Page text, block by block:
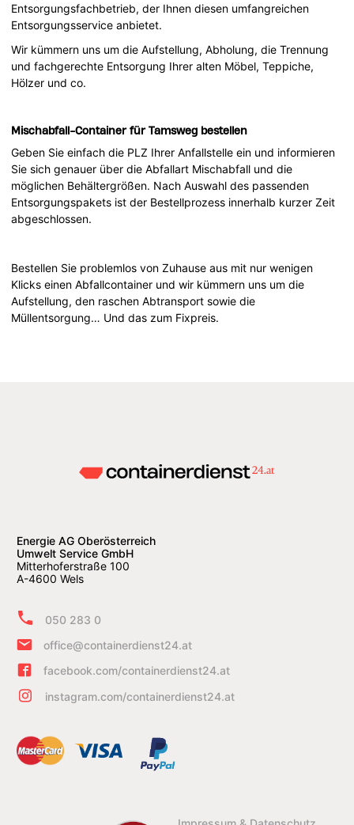
Entsorgungsfachbetrieb, der Ihnen diesen umfangreichen
Entsorgungsservice anbietet.
Wir kümmern uns um die Aufstellung, Abholung, die Trennung
und fachgerechte Entsorgung Ihrer alten Möbel, Teppiche,
Hölzer und co.
Mischabfall-Container für Tamsweg bestellen
Geben Sie einfach die PLZ Ihrer Anfallstelle ein und informieren
Sie sich genauer über die Abfallart Mischabfall und die
möglichen Behältergrößen. Nach Auswahl des passenden
Entsorgungspakets ist der Bestellprozess innerhalb kurzer Zeit
abgeschlossen.
Bestellen Sie problemlos von Zuhause aus mit nur wenigen
Klicks einen Abfallcontainer und wir kümmern uns um die
Aufstellung, den raschen Abtransport sowie die
Müllentsorgung… Und das zum Fixpreis.
Energie AG Oberösterreich
Umwelt Service GmbH
Mitterhoferstraße 100
A-4600 Wels
050 283 0
office@containerdienst24.at
facebook.com/containerdienst24.at
instagram.com/containerdienst24.at